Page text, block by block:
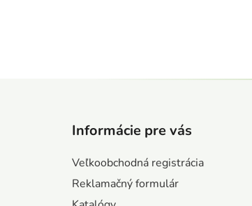
Informácie pre vás
Veľkoobchodná registrácia
Reklamačný formulár